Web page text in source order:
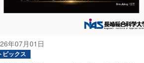
年07月01日
ピックス